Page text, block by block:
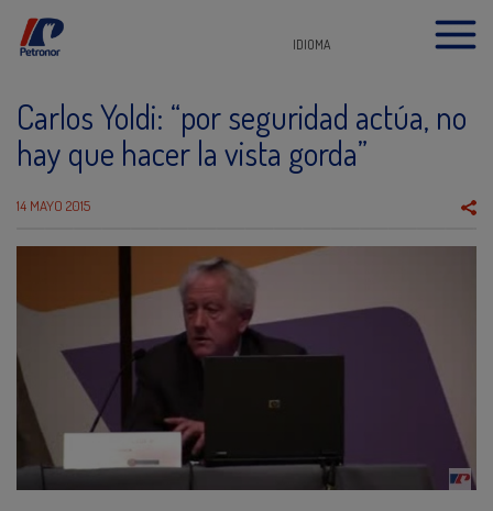
IDIOMA
Carlos Yoldi: “por seguridad actúa, no
hay que hacer la vista gorda”
14 MAYO 2015